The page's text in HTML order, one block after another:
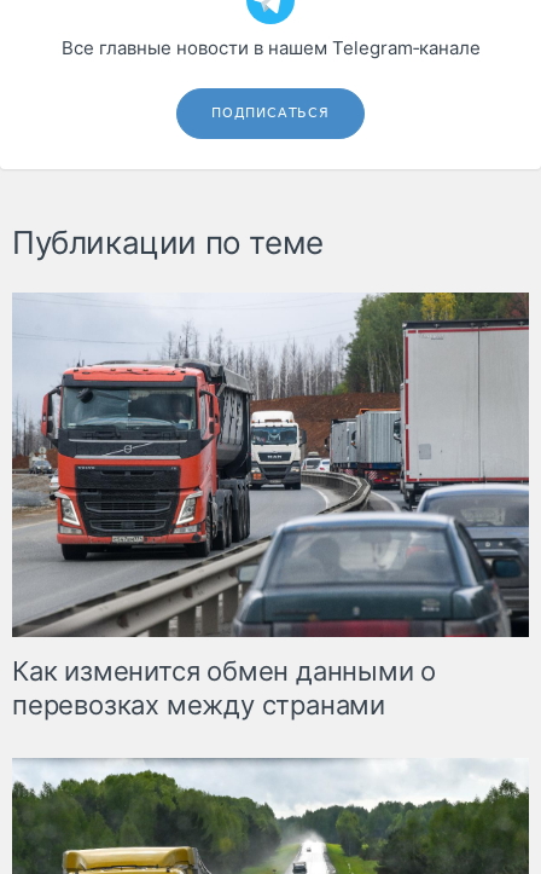
Все главные новости в нашем Telegram‑канале
ПОДПИСАТЬСЯ
Публикации по теме
Как изменится обмен данными о
перевозках между странами